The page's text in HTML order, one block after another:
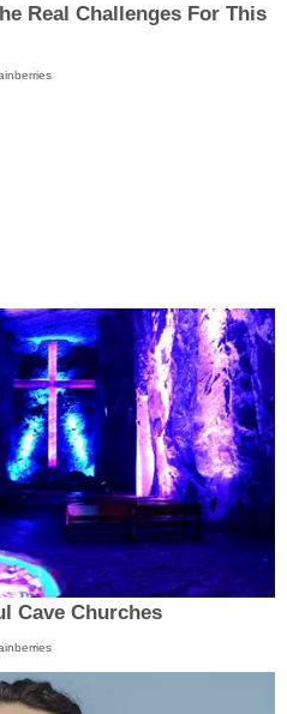
Real Challenges For This
Cave Churches